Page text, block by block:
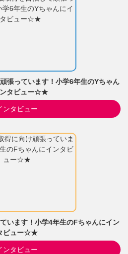
張っています！小学6年生のYちゃん
タビュー☆★
ンタビュー
います！小学4年生のFちゃんにイン
ビュー☆★
ンタビュー